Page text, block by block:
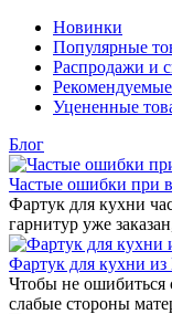
Новинки
Популярные
Распродажи и
Уцененные
Блог
Частые ошибки при
Фартук для кухни
гарнитур уже
Фартук для кухни
Чтобы не ошибиться
слабые стороны